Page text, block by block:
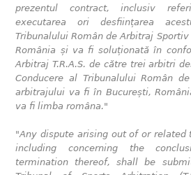
prezentul contract, inclusiv
executarea ori desființarea
Tribunalului Român de Arbitraj Sportiv
România și va fi soluționată în
Arbitraj T.R.A.S. de către trei arbitri
Conducere al Tribunalului Român
arbitrajului va fi în București,
va fi limba româna."
"Any dispute arising out of or related
including concerning the
termination thereof, shall be